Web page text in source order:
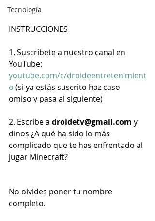
Tecnología
INSTRUCCIONES
1. Suscribete a nuestro canal en
YouTube:
youtube.com/c/droideentretenimient
o (si ya estás suscrito haz caso
omiso y pasa al siguiente)
2. Escribe a droidetv@gmail.com y
dinos ¿A qué ha sido lo más
complicado que te has enfrentado al
jugar Minecraft?
No olvides poner tu nombre
completo.